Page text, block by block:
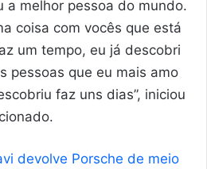
a melhor pessoa do mundo.
coisa com vocês que está
um tempo, eu já descobri
pessoas que eu mais amo
faz uns dias”, iniciou
devolve Porsche de meio